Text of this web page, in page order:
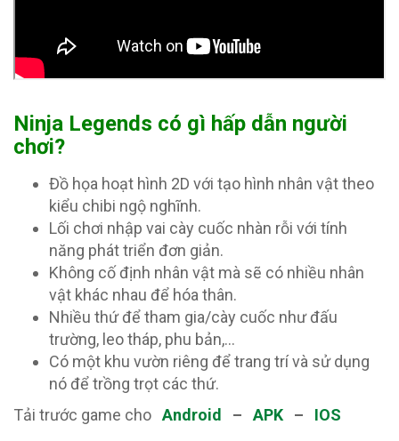
Ninja Legends có gì hấp dẫn người
chơi?
Đồ họa hoạt hình 2D với tạo hình nhân vật theo
kiểu chibi ngộ nghĩnh.
Lối chơi nhập vai cày cuốc nhàn rỗi với tính
năng phát triển đơn giản.
Không cố định nhân vật mà sẽ có nhiều nhân
vật khác nhau để hóa thân.
Nhiều thứ để tham gia/cày cuốc như đấu
trường, leo tháp, phu bản,…
Có một khu vườn riêng để trang trí và sử dụng
nó để trồng trọt các thứ.
Tải trước game cho Android – APK – IOS